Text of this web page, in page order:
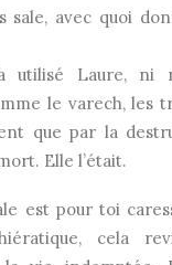
sale, avec quoi
utilisé Laure, ni
le varech, les
que par la
Elle l’était.
est pour toi
cela